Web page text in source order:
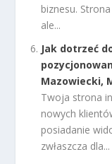
biznesu.
ale...
Jak dotrzeć
Mazowiecki,
Twoja strona
nowych
posiadanie
zwłaszcza dla...